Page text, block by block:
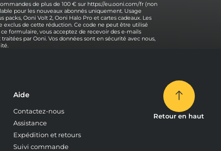
de plus de 100 € sur https://eu.ooni.com/fr (non
pour les nouveaux abonnés uniquement. Usage
Ooni Volt 2, Ooni Halo Pro et cartes cadeaux. Les
exclus de cette réduction. Ce code ne peut être utilisé
formulaire, vous acceptez de recevoir des e-mails
par Ooni. Vos données sont en sécurité avec nous,
Aide
Contactez-nous
Assistance
Expédition et retours
Suivi commande
Retour en haut